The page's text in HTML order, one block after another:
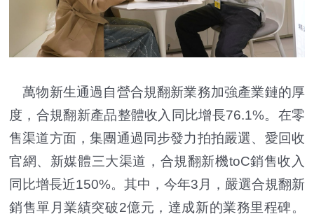
萬物新生通過自營合規翻新業務加強產業鏈的厚
度，合規翻新產品整體收入同比增長76.1%。在零
售渠道方面，集團通過同步發力拍拍嚴選、愛回收
官網、新媒體三大渠道，合規翻新機toC銷售收入
同比增長近150%。其中，今年3月，嚴選合規翻新
銷售單月業績突破2億元，達成新的業務里程碑。